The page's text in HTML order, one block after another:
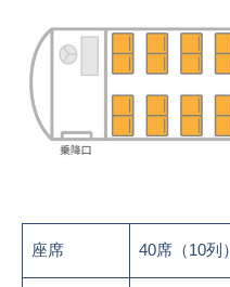
座席 40席（10列）